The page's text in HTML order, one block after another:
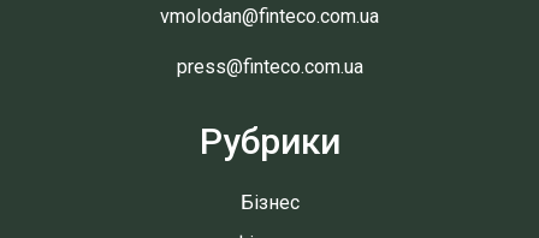
vmolodan@finteco.com.ua
press@finteco.com.ua
Рубрики
Бізнес